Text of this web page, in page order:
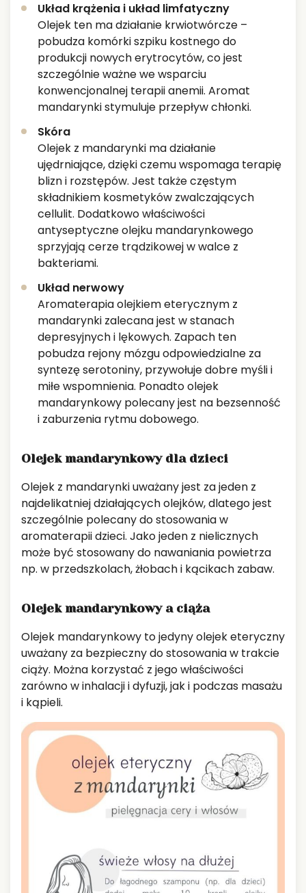
Układ krążenia i układ limfatyczny
Olejek ten ma działanie krwiotwórcze –
pobudza komórki szpiku kostnego do
produkcji nowych erytrocytów, co jest
szczególnie ważne we wsparciu
konwencjonalnej terapii anemii. Aromat
mandarynki stymuluje przepływ chłonki.
Skóra
Olejek z mandarynki ma działanie
ujędrniające, dzięki czemu wspomaga terapię
blizn i rozstępów. Jest także częstym
składnikiem kosmetyków zwalczających
cellulit. Dodatkowo właściwości
antyseptyczne olejku mandarynkowego
sprzyjają cerze trądzikowej w walce z
bakteriami.
Układ nerwowy
Aromaterapia olejkiem eterycznym z
mandarynki zalecana jest w stanach
depresyjnych i lękowych. Zapach ten
pobudza rejony mózgu odpowiedzialne za
syntezę serotoniny, przywołuje dobre myśli i
miłe wspomnienia. Ponadto olejek
mandarynkowy polecany jest na bezsenność
i zaburzenia rytmu dobowego.
Olejek mandarynkowy dla dzieci
Olejek z mandarynki uważany jest za jeden z
najdelikatniej działających olejków, dlatego jest
szczególnie polecany do stosowania w
aromaterapii dzieci. Jako jeden z nielicznych
może być stosowany do nawaniania powietrza
np. w przedszkolach, żłobach i kącikach zabaw.
Olejek mandarynkowy a ciąża
Olejek mandarynkowy to jedyny olejek eteryczny
uważany za bezpieczny do stosowania w trakcie
ciąży. Można korzystać z jego właściwości
zarówno w inhalacji i dyfuzji, jak i podczas masażu
i kąpieli.